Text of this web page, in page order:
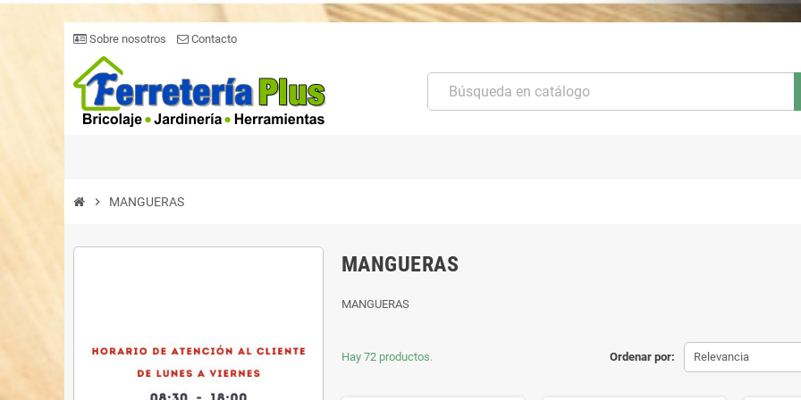
Sobre nosotros Contacto
chevron_right MANGUERAS
MANGUERAS
MANGUERAS
Ordenar por: Relevancia
Hay 72 productos.